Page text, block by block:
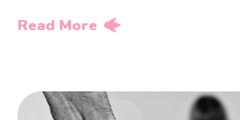
Read More